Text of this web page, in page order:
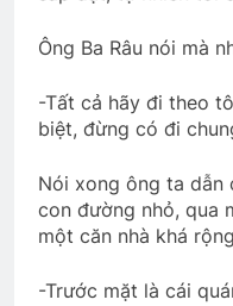
3 Years
TIẾC
Ông Ba Râu nói mà
-Tất cả hãy đi theo
biệt, đừng có đi
Nói xong ông ta
con đường nhỏ, qua
một căn nhà khá
-Trước mặt là cái